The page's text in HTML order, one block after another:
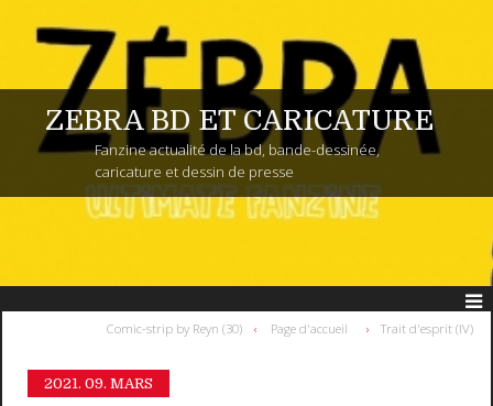
ZEBRA BD ET CARICATURE
Fanzine actualité de la bd, bande-dessinée,
caricature et dessin de presse
Comic-strip by Reyn (30) Page d'accueil Trait d'esprit (IV)
2021. 09. MARS